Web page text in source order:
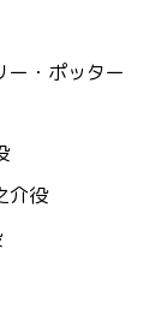
ー・ポッター
介役